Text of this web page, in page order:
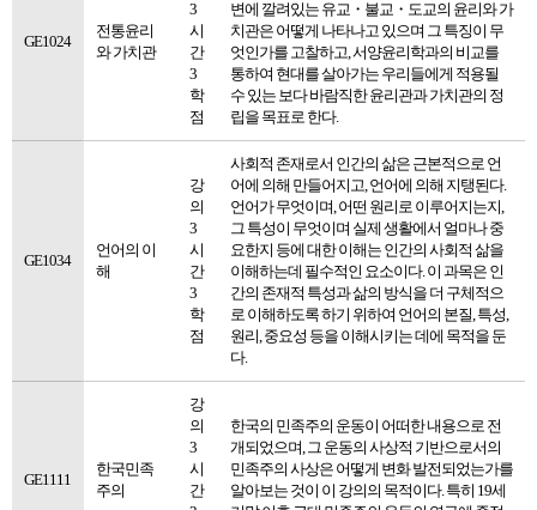
GE1024
전통윤리
와 가치관
3
시
간
3
학
점
변에 깔려있는 유교・불교・도교의 윤리와 가
치관은 어떻게 나타나고 있으며 그 특징이 무
엇인가를 고찰하고, 서양윤리학과의 비교를
통하여 현대를 살아가는 우리들에게 적용될
수 있는 보다 바람직한 윤리관과 가치관의 정
립을 목표로 한다.
GE1034
언어의 이
해
강
의
3
시
간
3
학
점
사회적 존재로서 인간의 삶은 근본적으로 언
어에 의해 만들어지고, 언어에 의해 지탱된다.
언어가 무엇이며, 어떤 원리로 이루어지는지,
그 특성이 무엇이며 실제 생활에서 얼마나 중
요한지 등에 대한 이해는 인간의 사회적 삶을
이해하는데 필수적인 요소이다. 이 과목은 인
간의 존재적 특성과 삶의 방식을 더 구체적으
로 이해하도록 하기 위하여 언어의 본질, 특성,
원리, 중요성 등을 이해시키는 데에 목적을 둔
다.
GE1111
한국민족
주의
강
의
3
시
간
한국의 민족주의 운동이 어떠한 내용으로 전
개되었으며, 그 운동의 사상적 기반으로서의
민족주의 사상은 어떻게 변화 발전되었는가를
알아보는 것이 이 강의의 목적이다. 특히 19세